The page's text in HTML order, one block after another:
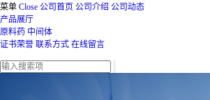
菜单 Close 公司首页 公司介绍 公司动态
产品展厅
原料药 中间体
证书荣誉 联系方式 在线留言